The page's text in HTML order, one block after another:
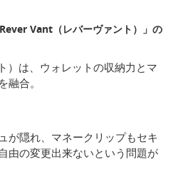
Vant（レバーヴァント）」の
）は、ウォレットの収納力とマ
合。
が隠れ、マネークリップもセキ
由の変更出来ないという問題が